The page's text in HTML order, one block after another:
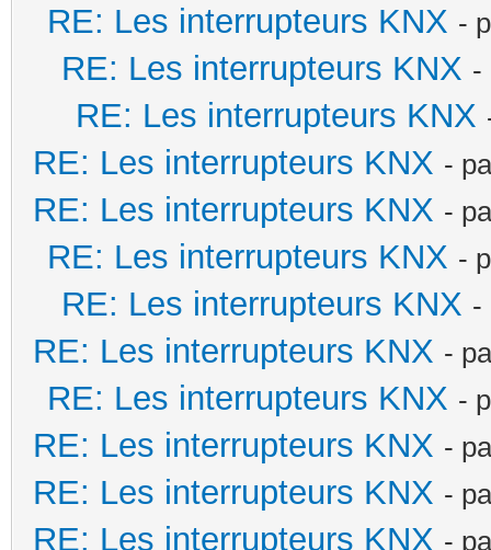
RE: Les interrupteurs KNX -
RE: Les interrupteurs KNX -
RE: Les interrupteurs KNX
RE: Les interrupteurs KNX -
RE: Les interrupteurs KNX -
RE: Les interrupteurs KNX -
RE: Les interrupteurs KNX -
RE: Les interrupteurs KNX -
RE: Les interrupteurs KNX -
RE: Les interrupteurs KNX -
RE: Les interrupteurs KNX -
RE: Les interrupteurs KNX -